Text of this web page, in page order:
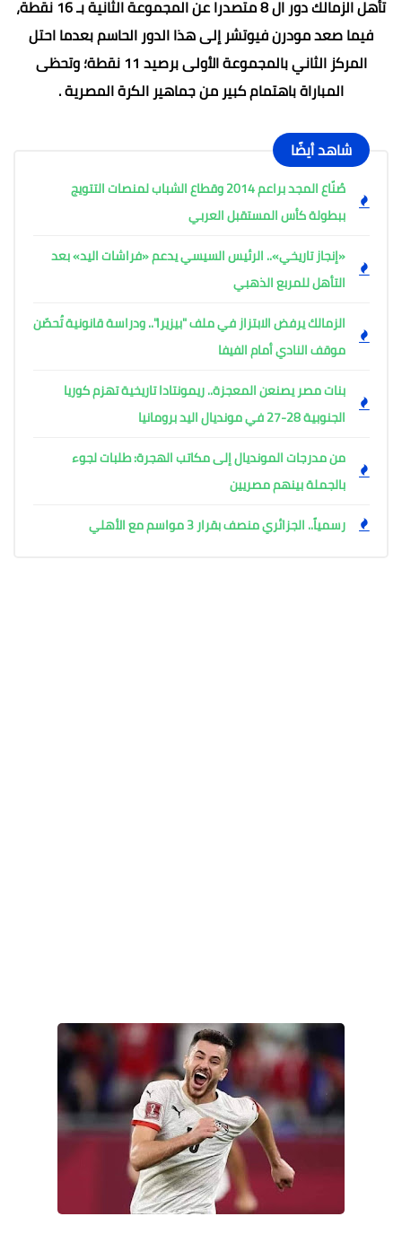
تأهل الزمالك دور ال 8 متصدرا عن المجموعة الثانية بـ 16 نقطة،
فيما صعد مودرن فيوتشر إلى هذا الدور الحاسم بعدما احتل
المركز الثاني بالمجموعة الأولى برصيد 11 نقطة؛ وتحظى
المباراة باهتمام كبير من جماهير الكرة المصرية .
شاهد أيضًا
صُنّاع المجد براعم 2014 وقطاع الشباب لمنصات التتويج
ببطولة كأس المستقبل العربي
«إنجاز تاريخي».. الرئيس السيسي يدعم «فراشات اليد» بعد
التأهل للمربع الذهبي
الزمالك يرفض الابتزاز في ملف "بيزيرا".. ودراسة قانونية تُحصّن
موقف النادي أمام الفيفا
بنات مصر يصنعن المعجزة.. ريمونتادا تاريخية تهزم كوريا
الجنوبية 28-27 في مونديال اليد برومانيا
من مدرجات المونديال إلى مكاتب الهجرة: طلبات لجوء
بالجملة بينهم مصريين
رسمياً.. الجزائري منصف بقرار 3 مواسم مع الأهلي